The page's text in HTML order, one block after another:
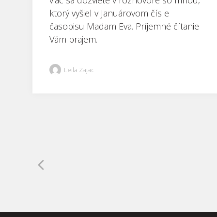
ktorý vyšiel v Januárovom čísle
časopisu Madam Eva. Príjemné čítanie
Vám prajem.
Leila Zajac